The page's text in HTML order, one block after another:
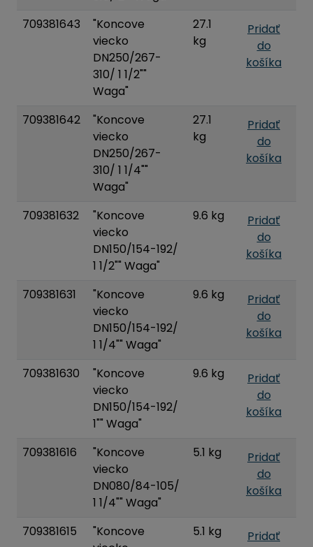
709381643
"Koncove
viecko
DN250/267-
310/ 1 1/2""
Waga"
27.1
kg
Pridať
do
košíka
709381642
"Koncove
viecko
DN250/267-
310/ 1 1/4""
Waga"
27.1
kg
Pridať
do
košíka
709381632
"Koncove
viecko
DN150/154-192/
1 1/2"" Waga"
9.6 kg
Pridať
do
košíka
709381631
"Koncove
viecko
DN150/154-192/
1 1/4"" Waga"
9.6 kg
Pridať
do
košíka
709381630
"Koncove
viecko
DN150/154-192/
1"" Waga"
9.6 kg
Pridať
do
košíka
709381616
"Koncove
viecko
DN080/84-105/
1 1/4"" Waga"
5.1 kg
Pridať
do
košíka
709381615
"Koncove
5.1 kg
Pridať